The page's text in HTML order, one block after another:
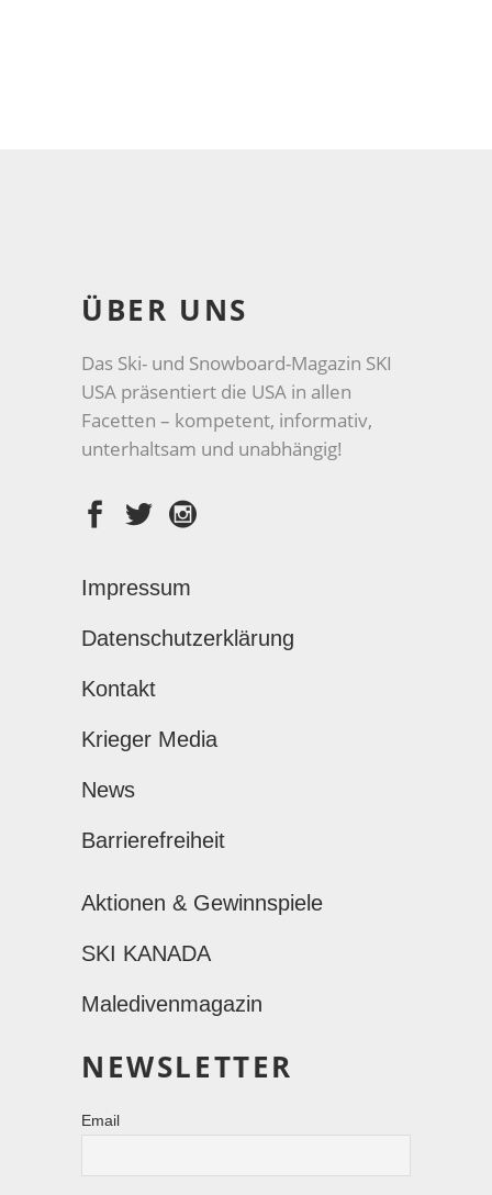
ÜBER UNS
Das Ski- und Snowboard-Magazin SKI
USA präsentiert die USA in allen
Facetten – kompetent, informativ,
unterhaltsam und unabhängig!
Impressum
Datenschutzerklärung
Kontakt
Krieger Media
News
Barrierefreiheit
Aktionen & Gewinnspiele
SKI KANADA
Maledivenmagazin
NEWSLETTER
Email